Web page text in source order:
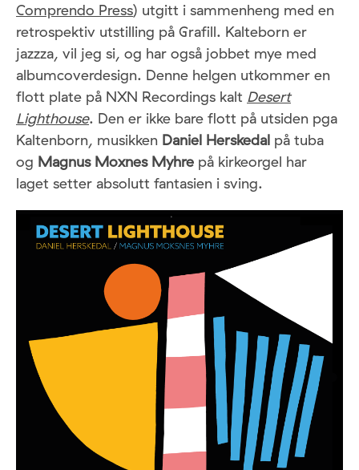
Comprendo Press) utgitt i sammenheng med en
retrospektiv utstilling på Grafill. Kalteborn er
jazzza, vil jeg si, og har også jobbet mye med
albumcoverdesign. Denne helgen utkommer en
flott plate på NXN Recordings kalt Desert
Lighthouse. Den er ikke bare flott på utsiden pga
Kaltenborn, musikken Daniel Herskedal på tuba
og Magnus Moxnes Myhre på kirkeorgel har
laget setter absolutt fantasien i sving.